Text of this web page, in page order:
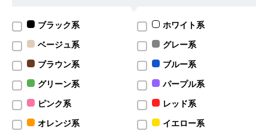
ブラック系 ホワイト系
ベージュ系 グレー系
ブラウン系 ブルー系
グリーン系 パープル系
ピンク系 レッド系
オレンジ系 イエロー系